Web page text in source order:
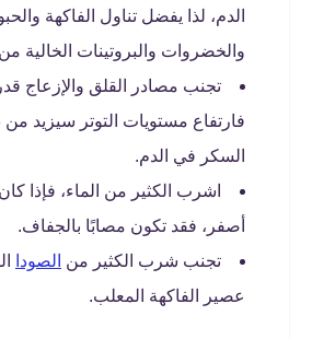
الدم، لذا يفضل تناول الفاكهة
والخضروات والبروتينات الخالية
تجنب مصادر القلق والإزعاج
فارتفاع مستويات التوتر سيزيد من
السكر في الدم.
اشرب الكثير من الماء، فإذا
أصفر، فقد تكون مصابًا بالجفاف.
تجنب شرب الكثير من الصودا
عصير الفاكهة المعلب.